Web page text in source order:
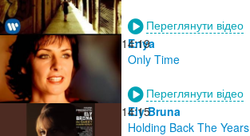
Переглянути відео
14:19
Enya
Only Time
Переглянути відео
14:15
Ely Bruna
Holding Back The Years